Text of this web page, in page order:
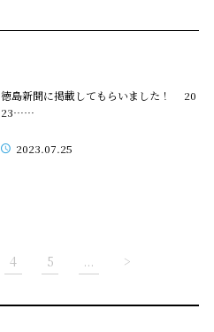
徳島新聞に掲載してもらいました！ 20
23……
2023.07.25
4 5 ... >